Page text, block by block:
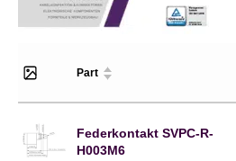
Part
Federkontakt SVPC-R-
H003M6